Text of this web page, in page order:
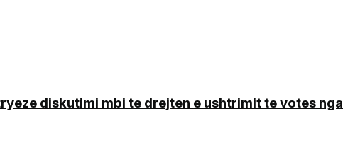
diskutimi mbi te drejten e ushtrimit te votes